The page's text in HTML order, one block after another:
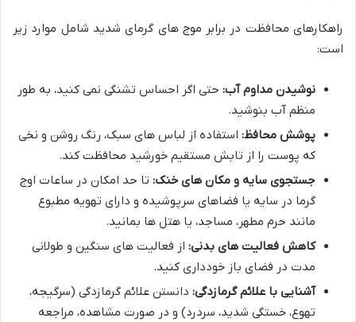
راهکارهای محافظت در برابر موج های گرمای شدید شامل موارد زیر
است:
نوشیدن مداوم آب: حتی اگر احساس تشنگی نمی کنید، به طور
منظم آب بنوشید.
پوشش محافظ: استفاده از لباس های سبک، رنگ روشن و نخی
که پوست را از تابش مستقیم خورشید محافظت کند.
جستجوی سایه و مکان های خنک: تا حد امکان در ساعات اوج
گرما در سایه یا فضاهای سرپوشیده و دارای تهویه مطبوع
مانند حرم مطهر، مساجد، یا هتل ها بمانید.
کاهش فعالیت های بدنی: از فعالیت های سنگین و طولانی
مدت در فضای باز خودداری کنید.
آشنایی با علائم گرمازدگی: دانستن علائم گرمازدگی (سرگیجه،
تهوع، خستگی شدید، سردرد) و در صورت مشاهده، مراجعه